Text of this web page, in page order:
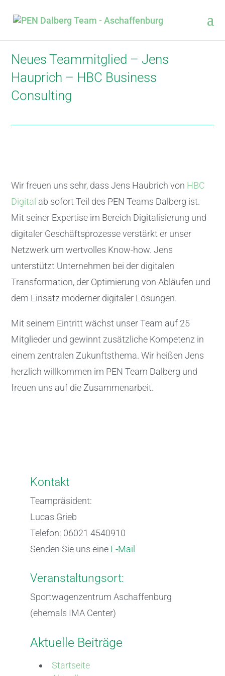
Neues Teammitglied – Jens
Hauprich – HBC Business
Consulting
Wir freuen uns sehr, dass Jens Haubrich von HBC
Digital ab sofort Teil des PEN Teams Dalberg ist.
Mit seiner Expertise im Bereich Digitalisierung und
digitaler Geschäftsprozesse verstärkt er unser
Netzwerk um wertvolles Know-how. Jens
unterstützt Unternehmen bei der digitalen
Transformation, der Optimierung von Abläufen und
dem Einsatz moderner digitaler Lösungen.
Mit seinem Eintritt wächst unser Team auf 25
Mitglieder und gewinnt zusätzliche Kompetenz in
einem zentralen Zukunftsthema. Wir heißen Jens
herzlich willkommen im PEN Team Dalberg und
freuen uns auf die Zusammenarbeit.
Kontakt
Teampräsident:
Lucas Grieb
Telefon: 06021 4540910
Senden Sie uns eine E-Mail
Veranstaltungsort:
Sportwagenzentrum Aschaffenburg
(ehemals IMA Center)
Aktuelle Beiträge
Startseite